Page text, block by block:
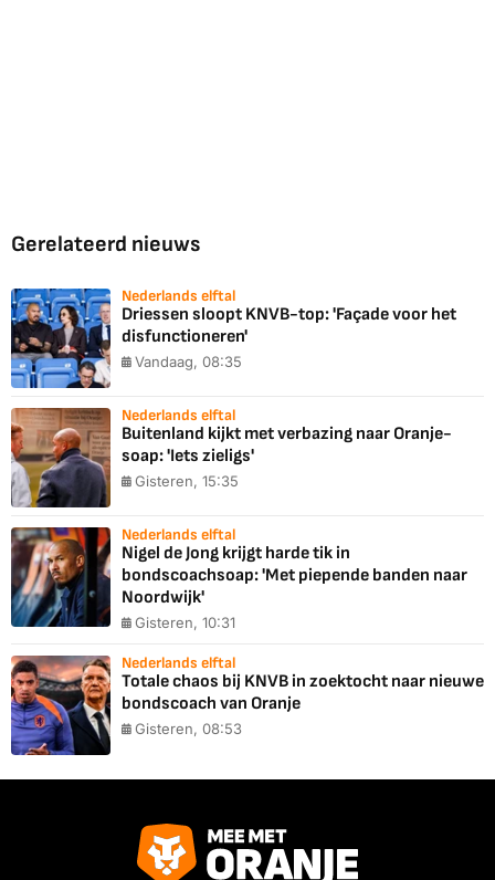
Gerelateerd nieuws
Nederlands elftal
Driessen sloopt KNVB-top: 'Façade voor het
disfunctioneren'
Vandaag, 08:35
Nederlands elftal
Buitenland kijkt met verbazing naar Oranje-
soap: 'Iets zieligs'
Gisteren, 15:35
Nederlands elftal
Nigel de Jong krijgt harde tik in
bondscoachsoap: 'Met piepende banden naar
Noordwijk'
Gisteren, 10:31
Nederlands elftal
Totale chaos bij KNVB in zoektocht naar nieuwe
bondscoach van Oranje
Gisteren, 08:53